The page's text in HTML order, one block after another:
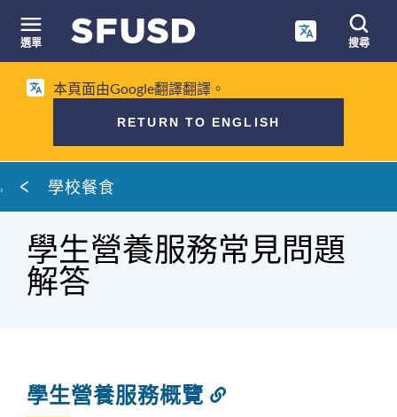
選單 搜尋
尋
本頁面由Google翻譯翻譯。
RETURN TO ENGLISH
學校餐食
學生營養服務常見問題
解答
學生營養服務概覽